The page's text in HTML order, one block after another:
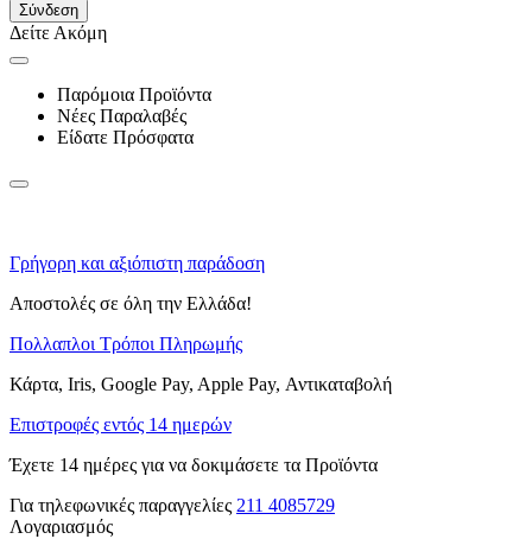
Σύνδεση
Δείτε Ακόμη
Παρόμοια Προϊόντα
Νέες Παραλαβές
Είδατε Πρόσφατα
Γρήγορη και αξιόπιστη παράδοση
Αποστολές σε όλη την Ελλάδα!
Πολλαπλοι Τρόποι Πληρωμής
Κάρτα, Iris, Google Pay, Apple Pay, Αντικαταβολή
Επιστροφές εντός 14 ημερών
Έχετε 14 ημέρες για να δοκιμάσετε τα Προϊόντα
Για τηλεφωνικές παραγγελίες 211 4085729
Λογαριασμός